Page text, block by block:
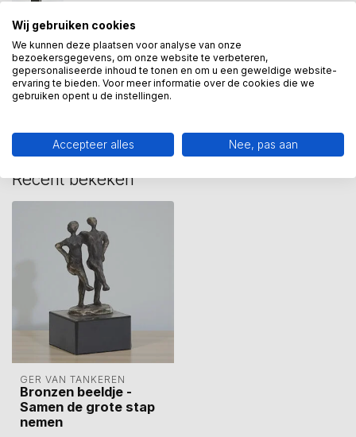
Heeft u een vraag over dit
kunstcadeau?
Recent bekeken
GER VAN TANKEREN
Bronzen beeldje -
Samen de grote stap
nemen
Wij gebruiken cookies
We kunnen deze plaatsen voor analyse van onze
bezoekersgegevens, om onze website te verbeteren,
gepersonaliseerde inhoud te tonen en om u een geweldige website-
ervaring te bieden. Voor meer informatie over de cookies die we
gebruiken opent u de instellingen.
Accepteer alles Nee, pas aan